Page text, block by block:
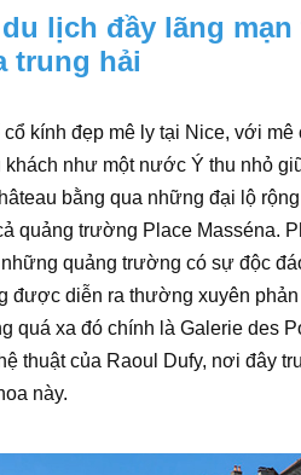
lịch đầy lãng
trung hải
kính đẹp mê ly tại Nice, với
như một nước Ý thu nhỏ
bằng qua những đại lộ
quảng trường Place Masséna.
quảng trường có sự độc
được diễn ra thường xuyên
quá xa đó chính là Galerie des
thuật của Raoul Dufy, nơi đây
này.